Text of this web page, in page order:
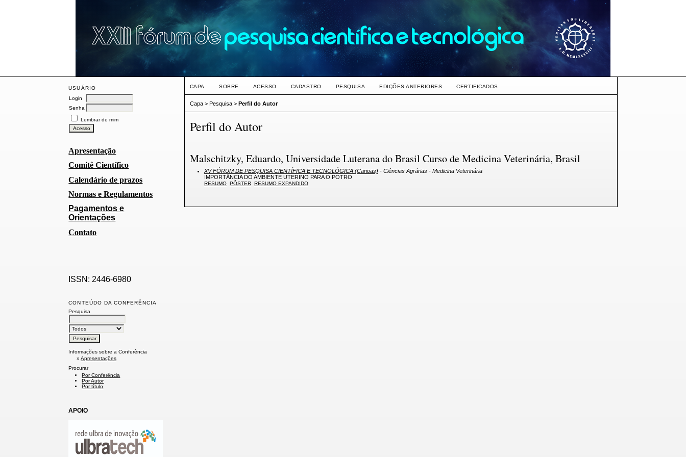
USUÁRIO
Login
Senha
Lembrar de mim
Apresentação
Comitê Científico
Calendário de prazos
Normas e Regulamentos
Pagamentos e
Orientações
Contato
ISSN: 2446-6980
CONTEÚDO DA CONFERÊNCIA
Pesquisa
Informações sobre a Conferência
» Apresentações
Procurar
Por Conferência
Por Autor
Por título
APOIO
CAPA SOBRE ACESSO CADASTRO PESQUISA EDIÇÕES ANTERIORES CERTIFICADOS
Capa> Pesquisa> Perfil do Autor
Perfil do Autor
Malschitzky, Eduardo, Universidade Luterana do Brasil Curso de Medicina Veterinária, Brasil
XV FÓRUM DE PESQUISA CIENTÍFICA E TECNOLÓGICA (Canoas) - Ciências Agrárias - Medicina Veterinária
IMPORTÂNCIA DO AMBIENTE UTERINO PARA O POTRO
RESUMO PÔSTER RESUMO EXPANDIDO